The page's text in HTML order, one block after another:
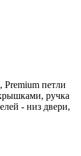
Premium петли
ручка
- низ двери,